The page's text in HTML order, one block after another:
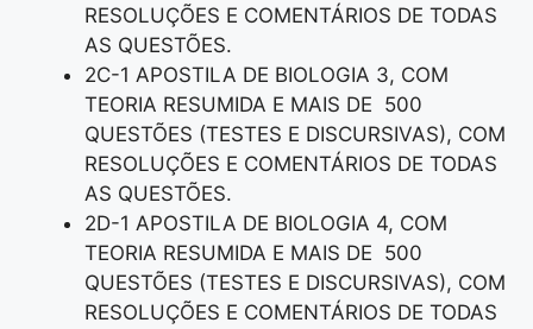
RESOLUÇÕES E COMENTÁRIOS DE TODAS
AS QUESTÕES.
2C-1 APOSTILA DE BIOLOGIA 3, COM
TEORIA RESUMIDA E MAIS DE 500
QUESTÕES (TESTES E DISCURSIVAS), COM
RESOLUÇÕES E COMENTÁRIOS DE TODAS
AS QUESTÕES.
2D-1 APOSTILA DE BIOLOGIA 4, COM
TEORIA RESUMIDA E MAIS DE 500
QUESTÕES (TESTES E DISCURSIVAS), COM
RESOLUÇÕES E COMENTÁRIOS DE TODAS